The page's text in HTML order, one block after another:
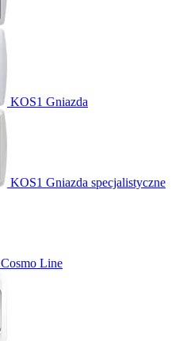
KOS1 Gniazda
KOS1 Gniazda specjalistyczne
Cosmo Line